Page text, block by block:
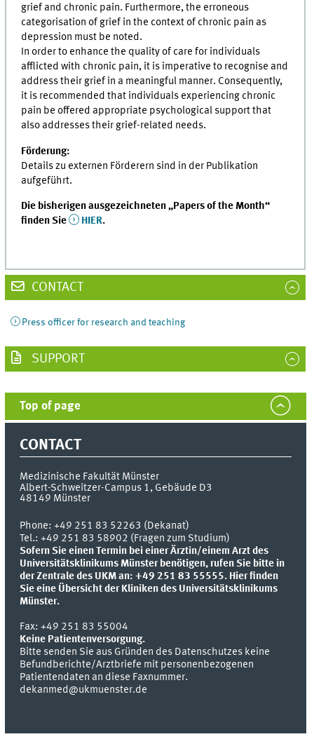
grief and chronic pain. Furthermore, the erroneous
categorisation of grief in the context of chronic pain as
depression must be noted.
In order to enhance the quality of care for individuals
afflicted with chronic pain, it is imperative to recognise and
address their grief in a meaningful manner. Consequently,
it is recommended that individuals experiencing chronic
pain be offered appropriate psychological support that
also addresses their grief-related needs.
Förderung:
Details zu externen Förderern sind in der Publikation
aufgeführt.
Die bisherigen ausgezeichneten „Papers of the Month“
finden Sie
HIER.
CONTACT
Press officer for research and teaching
SUPPORT
Top of page
CONTACT
Medizinische Fakultät Münster
Albert-Schweitzer-Campus 1, Gebäude D3
48149 Münster
Phone:+49 251 83 52263 (Dekanat)
Tel.: +49 251 83 58902 (Fragen zum Studium)
Sofern Sie einen Termin bei einer Ärztin/einem Arzt des
Universitätsklinikums Münster benötigen, rufen Sie bitte in
der Zentrale des UKM an: +49 251 83 55555. Hier finden
Sie eine Übersicht der Kliniken des Universitätsklinikums
Münster.
Fax:+49 251 83 55004
Keine Patientenversorgung.
Bitte senden Sie aus Gründen des Datenschutzes keine
Befundberichte/Arztbriefe mit personenbezogenen
Patientendaten an diese Faxnummer.
dekanmed@ukmuenster.de